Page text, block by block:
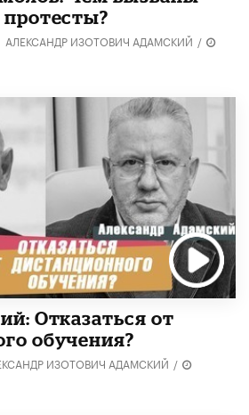
АЛЕКСАНДР ИЗОТОВИЧ АДАМСКИЙ /
Отказаться от
обучения?
ИЗОТОВИЧ АДАМСКИЙ /